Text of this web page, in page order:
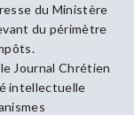
du Ministère
du périmètre
Journal Chrétien
intellectuelle